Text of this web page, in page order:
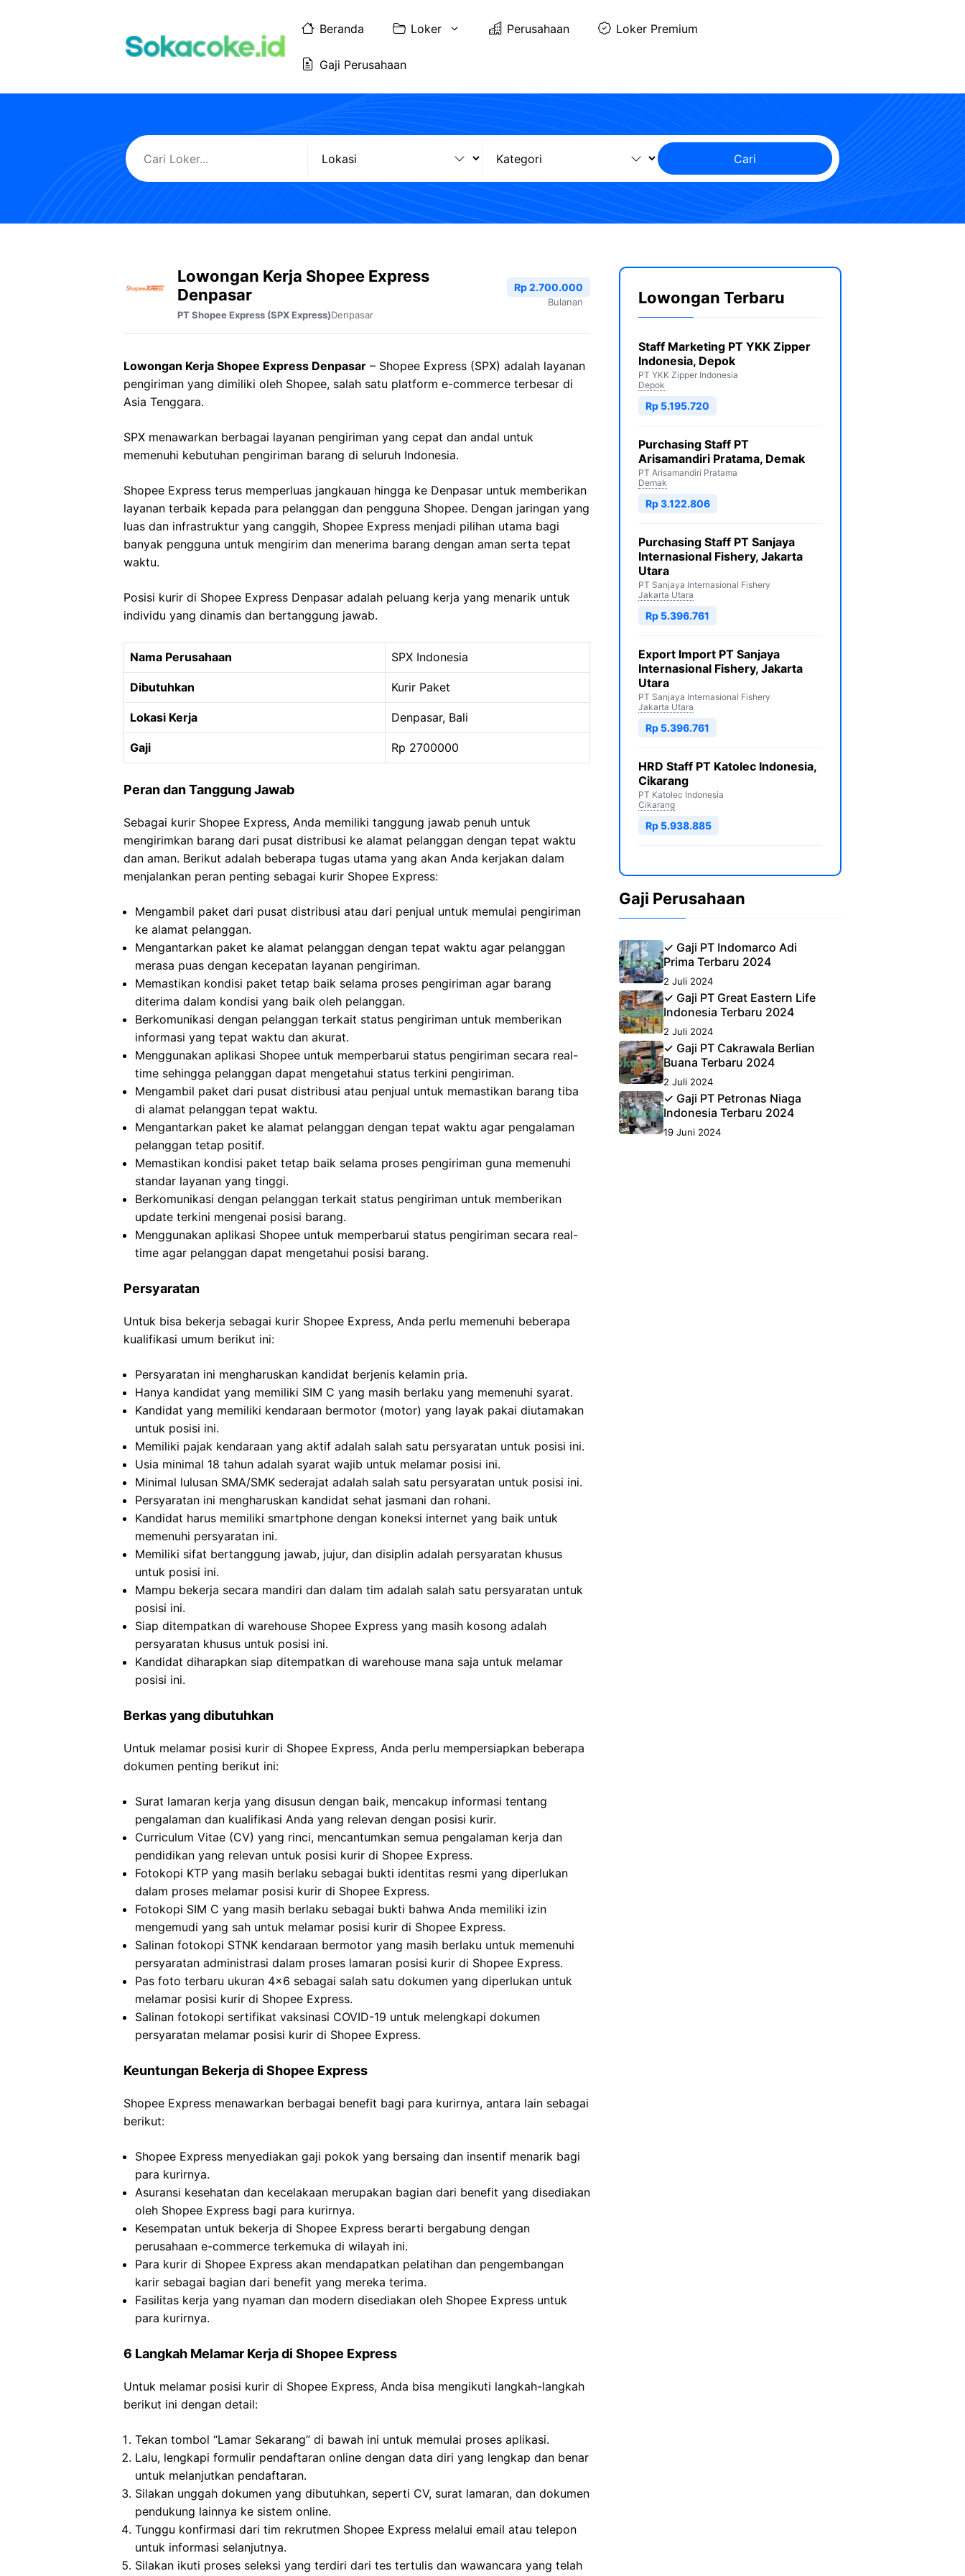
Beranda Loker Perusahaan Loker Premium
Gaji Perusahaan
Cari
Lowongan Kerja Shopee Express
Denpasar
PT Shopee Express (SPX Express)Denpasar
Rp 2.700.000
Bulanan
Lowongan Kerja Shopee Express Denpasar – Shopee Express (SPX) adalah layanan
pengiriman yang dimiliki oleh Shopee, salah satu platform e-commerce terbesar di
Asia Tenggara.
SPX menawarkan berbagai layanan pengiriman yang cepat dan andal untuk
memenuhi kebutuhan pengiriman barang di seluruh Indonesia.
Shopee Express terus memperluas jangkauan hingga ke Denpasar untuk memberikan
layanan terbaik kepada para pelanggan dan pengguna Shopee. Dengan jaringan yang
luas dan infrastruktur yang canggih, Shopee Express menjadi pilihan utama bagi
banyak pengguna untuk mengirim dan menerima barang dengan aman serta tepat
waktu.
Posisi kurir di Shopee Express Denpasar adalah peluang kerja yang menarik untuk
individu yang dinamis dan bertanggung jawab.
Nama Perusahaan SPX Indonesia
Dibutuhkan Kurir Paket
Lokasi Kerja Denpasar, Bali
Gaji Rp 2700000
Peran dan Tanggung Jawab
Sebagai kurir Shopee Express, Anda memiliki tanggung jawab penuh untuk
mengirimkan barang dari pusat distribusi ke alamat pelanggan dengan tepat waktu
dan aman. Berikut adalah beberapa tugas utama yang akan Anda kerjakan dalam
menjalankan peran penting sebagai kurir Shopee Express:
Mengambil paket dari pusat distribusi atau dari penjual untuk memulai pengiriman
ke alamat pelanggan.
Mengantarkan paket ke alamat pelanggan dengan tepat waktu agar pelanggan
merasa puas dengan kecepatan layanan pengiriman.
Memastikan kondisi paket tetap baik selama proses pengiriman agar barang
diterima dalam kondisi yang baik oleh pelanggan.
Berkomunikasi dengan pelanggan terkait status pengiriman untuk memberikan
informasi yang tepat waktu dan akurat.
Menggunakan aplikasi Shopee untuk memperbarui status pengiriman secara real-
time sehingga pelanggan dapat mengetahui status terkini pengiriman.
Mengambil paket dari pusat distribusi atau penjual untuk memastikan barang tiba
di alamat pelanggan tepat waktu.
Mengantarkan paket ke alamat pelanggan dengan tepat waktu agar pengalaman
pelanggan tetap positif.
Memastikan kondisi paket tetap baik selama proses pengiriman guna memenuhi
standar layanan yang tinggi.
Berkomunikasi dengan pelanggan terkait status pengiriman untuk memberikan
update terkini mengenai posisi barang.
Menggunakan aplikasi Shopee untuk memperbarui status pengiriman secara real-
time agar pelanggan dapat mengetahui posisi barang.
Persyaratan
Untuk bisa bekerja sebagai kurir Shopee Express, Anda perlu memenuhi beberapa
kualifikasi umum berikut ini:
Persyaratan ini mengharuskan kandidat berjenis kelamin pria.
Hanya kandidat yang memiliki SIM C yang masih berlaku yang memenuhi syarat.
Kandidat yang memiliki kendaraan bermotor (motor) yang layak pakai diutamakan
untuk posisi ini.
Memiliki pajak kendaraan yang aktif adalah salah satu persyaratan untuk posisi ini.
Usia minimal 18 tahun adalah syarat wajib untuk melamar posisi ini.
Minimal lulusan SMA/SMK sederajat adalah salah satu persyaratan untuk posisi ini.
Persyaratan ini mengharuskan kandidat sehat jasmani dan rohani.
Kandidat harus memiliki smartphone dengan koneksi internet yang baik untuk
memenuhi persyaratan ini.
Memiliki sifat bertanggung jawab, jujur, dan disiplin adalah persyaratan khusus
untuk posisi ini.
Mampu bekerja secara mandiri dan dalam tim adalah salah satu persyaratan untuk
posisi ini.
Siap ditempatkan di warehouse Shopee Express yang masih kosong adalah
persyaratan khusus untuk posisi ini.
Kandidat diharapkan siap ditempatkan di warehouse mana saja untuk melamar
posisi ini.
Berkas yang dibutuhkan
Untuk melamar posisi kurir di Shopee Express, Anda perlu mempersiapkan beberapa
dokumen penting berikut ini:
Surat lamaran kerja yang disusun dengan baik, mencakup informasi tentang
pengalaman dan kualifikasi Anda yang relevan dengan posisi kurir.
Curriculum Vitae (CV) yang rinci, mencantumkan semua pengalaman kerja dan
pendidikan yang relevan untuk posisi kurir di Shopee Express.
Fotokopi KTP yang masih berlaku sebagai bukti identitas resmi yang diperlukan
dalam proses melamar posisi kurir di Shopee Express.
Fotokopi SIM C yang masih berlaku sebagai bukti bahwa Anda memiliki izin
mengemudi yang sah untuk melamar posisi kurir di Shopee Express.
Salinan fotokopi STNK kendaraan bermotor yang masih berlaku untuk memenuhi
persyaratan administrasi dalam proses lamaran posisi kurir di Shopee Express.
Pas foto terbaru ukuran 4×6 sebagai salah satu dokumen yang diperlukan untuk
melamar posisi kurir di Shopee Express.
Salinan fotokopi sertifikat vaksinasi COVID-19 untuk melengkapi dokumen
persyaratan melamar posisi kurir di Shopee Express.
Keuntungan Bekerja di Shopee Express
Shopee Express menawarkan berbagai benefit bagi para kurirnya, antara lain sebagai
berikut:
Shopee Express menyediakan gaji pokok yang bersaing dan insentif menarik bagi
para kurirnya.
Asuransi kesehatan dan kecelakaan merupakan bagian dari benefit yang disediakan
oleh Shopee Express bagi para kurirnya.
Kesempatan untuk bekerja di Shopee Express berarti bergabung dengan
perusahaan e-commerce terkemuka di wilayah ini.
Para kurir di Shopee Express akan mendapatkan pelatihan dan pengembangan
karir sebagai bagian dari benefit yang mereka terima.
Fasilitas kerja yang nyaman dan modern disediakan oleh Shopee Express untuk
para kurirnya.
6 Langkah Melamar Kerja di Shopee Express
Untuk melamar posisi kurir di Shopee Express, Anda bisa mengikuti langkah-langkah
berikut ini dengan detail:
Tekan tombol “Lamar Sekarang” di bawah ini untuk memulai proses aplikasi.
Lalu, lengkapi formulir pendaftaran online dengan data diri yang lengkap dan benar
untuk melanjutkan pendaftaran.
Silakan unggah dokumen yang dibutuhkan, seperti CV, surat lamaran, dan dokumen
pendukung lainnya ke sistem online.
Tunggu konfirmasi dari tim rekrutmen Shopee Express melalui email atau telepon
untuk informasi selanjutnya.
Silakan ikuti proses seleksi yang terdiri dari tes tertulis dan wawancara yang telah
Lowongan Terbaru
Staff Marketing PT YKK Zipper
Indonesia, Depok
PT YKK Zipper Indonesia
Depok
Rp 5.195.720
Purchasing Staff PT
Arisamandiri Pratama, Demak
PT Arisamandiri Pratama
Demak
Rp 3.122.806
Purchasing Staff PT Sanjaya
Internasional Fishery, Jakarta
Utara
PT Sanjaya Internasional Fishery
Jakarta Utara
Rp 5.396.761
Export Import PT Sanjaya
Internasional Fishery, Jakarta
Utara
PT Sanjaya Internasional Fishery
Jakarta Utara
Rp 5.396.761
HRD Staff PT Katolec Indonesia,
Cikarang
PT Katolec Indonesia
Cikarang
Rp 5.938.885
Gaji Perusahaan
✓ Gaji PT Indomarco Adi
Prima Terbaru 2024
2 Juli 2024
✓ Gaji PT Great Eastern Life
Indonesia Terbaru 2024
2 Juli 2024
✓ Gaji PT Cakrawala Berlian
Buana Terbaru 2024
2 Juli 2024
✓ Gaji PT Petronas Niaga
Indonesia Terbaru 2024
19 Juni 2024